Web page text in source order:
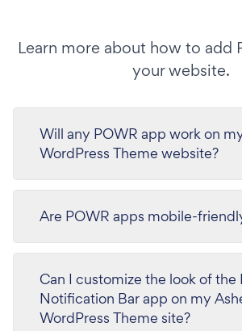
Learn more about how to add
your website.
Will any POWR app work on
WordPress Theme website?
Are POWR apps mobile-
Can I customize the look of the
Notification Bar app on my
WordPress Theme site?